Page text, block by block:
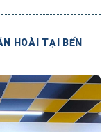
HOÀI TẠI BẾN